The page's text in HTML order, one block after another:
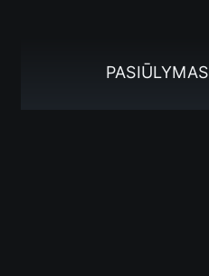
PASIŪLYMAS